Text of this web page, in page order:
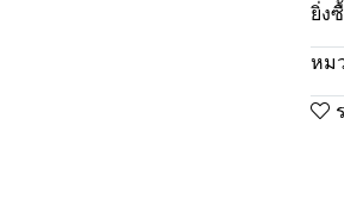
ยิ่ง
หม